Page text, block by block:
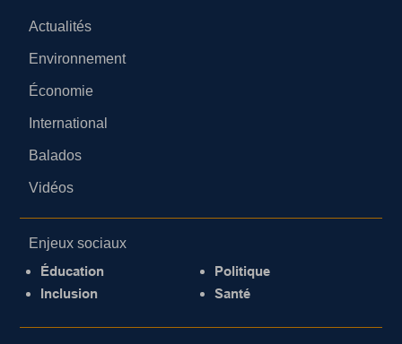
Actualités
Environnement
Économie
International
Balados
Vidéos
Enjeux sociaux
Éducation
Inclusion
Politique
Santé